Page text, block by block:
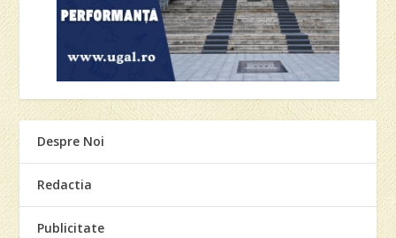
Despre Noi
Redactia
Publicitate